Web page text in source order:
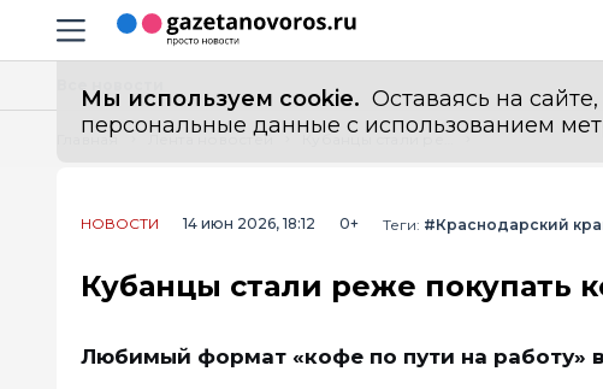
Навигация сайта
Мы используем cookie. Оставаясь на
персональные данные с использованием
Главная Лента новостей Кубанцы стали реже покупать кофе на вынос: что происходит
НОВОСТИ 14 июн 2026, 18:12 0+ Теги: #Краснодарский
Кубанцы стали реже покупать
Любимый формат «кофе по пути на работу»